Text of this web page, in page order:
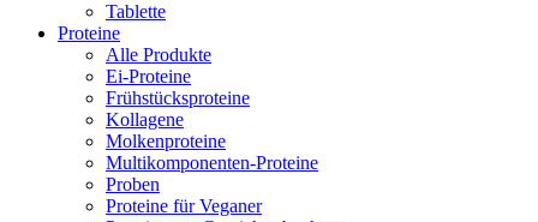
Tablette
Proteine
Alle Produkte
Ei-Proteine
Frühstücksproteine
Kollagene
Molkenproteine
Multikomponenten-Proteine
Proben
Proteine für Veganer